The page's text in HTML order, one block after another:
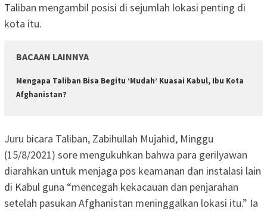
Taliban mengambil posisi di sejumlah lokasi penting di
kota itu.
BACAAN LAINNYA
Mengapa Taliban Bisa Begitu ‘Mudah’ Kuasai Kabul, Ibu Kota
Afghanistan?
Juru bicara Taliban, Zabihullah Mujahid, Minggu
(15/8/2021) sore mengukuhkan bahwa para gerilyawan
diarahkan untuk menjaga pos keamanan dan instalasi lain
di Kabul guna “mencegah kekacauan dan penjarahan
setelah pasukan Afghanistan meninggalkan lokasi itu.” Ia